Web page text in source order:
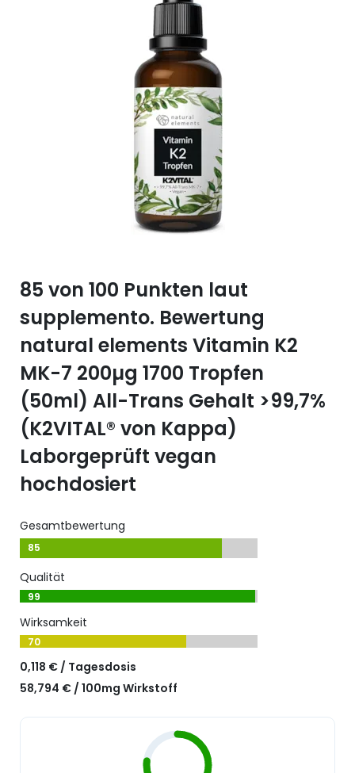
Selen (Se)
Silicium (Si)
Zink (Zn)
Vitamin B12
Vitamin C
Vitamin D
Vitamin E
Vitamin K
Vitamin Q (Q10)
85 von 100 Punkten laut
supplemento. Bewertung
natural elements Vitamin K2
MK-7 200µg 1700 Tropfen
(50ml) All-Trans Gehalt >99,7%
(K2VITAL® von Kappa)
Laborgeprüft vegan
hochdosiert
Gesamtbewertung
85
Qualität
99
Wirksamkeit
70
0,118 € / Tagesdosis
58,794 € / 100mg Wirkstoff